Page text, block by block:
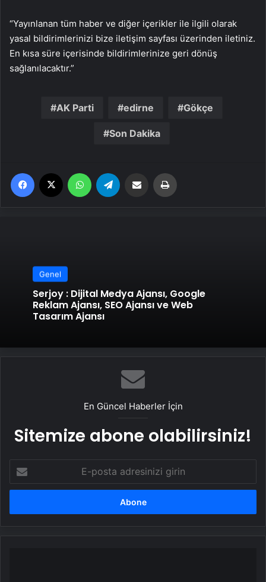
“Yayınlanan tüm haber ve diğer içerikler ile ilgili olarak
yasal bildirimlerinizi bize iletişim sayfası üzerinden iletiniz.
En kısa süre içerisinde bildirimlerinize geri dönüş
sağlanılacaktır.”
AK Parti edirne Gökçe
Son Dakika
Facebook WhatsApp Email'den paylaş
Genel
Serjoy : Dijital Medya Ajansı, Google
Reklam Ajansı, SEO Ajansı ve Web
Tasarım Ajansı
En Güncel Haberler İçin
Sitemize abone olabilirsiniz!
posta
adresinizi